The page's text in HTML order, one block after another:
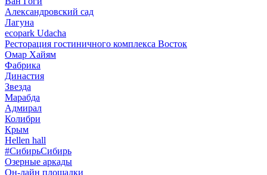
Александровский сад
Лагуна
ecopark Udacha
Ресторация гостиничного комплекса Восток
Омар Хайям
Фабрика
Династия
Звезда
Марабда
Адмирал
Колибри
Крым
Hellen hall
#СибирьСибирь
Озерные аркады
Он-лайн площадки